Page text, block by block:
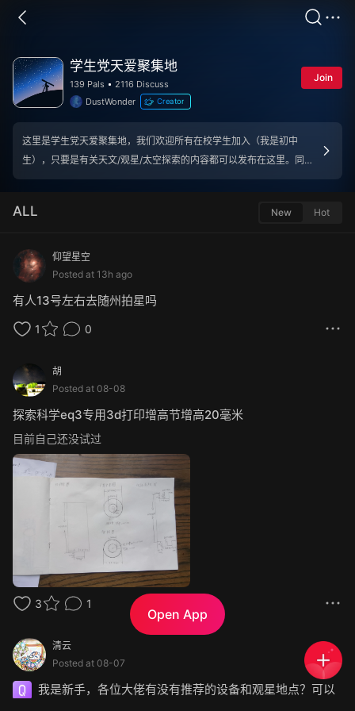
Open App
学生党天爱聚集地
139 Pals
2116 Discuss
DustWonder
Creator
Join
这里是学生党天爱聚集地，我们欢迎所有在校学生加入（我是初中
生），只要是有关天文/观星/太空探索的内容都可以发布在这里。同
定，比如@AstroDad就不是学生，但他的照片非常优秀，所以可以特
ALL New Hot
仰望星空
Posted at 13h ago
有人13号左右去随州拍星吗
1 0
胡
Posted at 08-08
探索科学eq3专用3d打印增高节增高20毫米
目前自己还没试过
3 1
清云
Posted at 08-07
我是新手，各位大佬有没有推荐的设备和观星地点？可以